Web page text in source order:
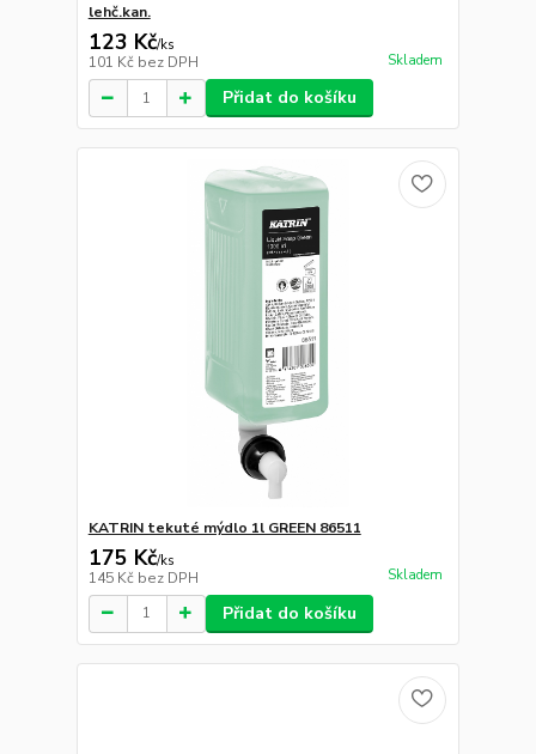
lehč.kan.
123 Kč/ks
101 Kč bez DPH Skladem
Přidat do košíku
KATRIN tekuté mýdlo 1l GREEN 86511
175 Kč/ks
145 Kč bez DPH Skladem
Přidat do košíku